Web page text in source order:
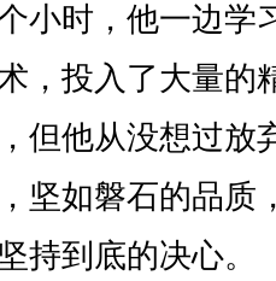
小时，他一边学
，投入了大量的
但他从没想过放
坚如磐石的品质
持到底的决心。